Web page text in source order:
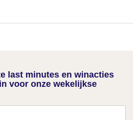
last minutes en winacties
voor onze wekelijkse